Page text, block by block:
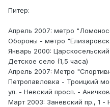
Питер:
Апрель 2007: метро
Обороны - метро
Январь 2000:
Детское село (1,5 часа)
Апрель 2007: Метро
Петропавловка - Троицкий
ул. - Невский просп. -
Март 2003: Заневский пр., 1